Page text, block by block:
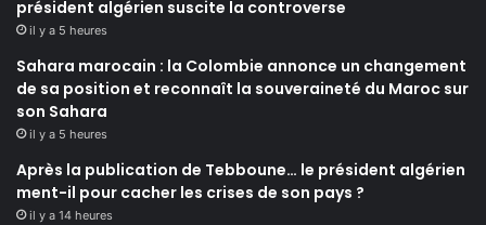
président algérien suscite la controverse
il y a 5 heures
Sahara marocain : la Colombie annonce un changement
de sa position et reconnaît la souveraineté du Maroc sur
son Sahara
il y a 5 heures
Après la publication de Tebboune… le président algérien
ment-il pour cacher les crises de son pays ?
il y a 14 heures